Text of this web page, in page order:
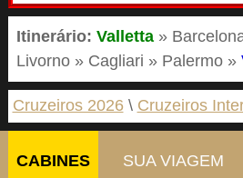
Itinerário: Valletta »
Livorno » Cagliari » Palermo »
Cruzeiros 2026 Cruzeiros
CABINES SUA VIAGEM